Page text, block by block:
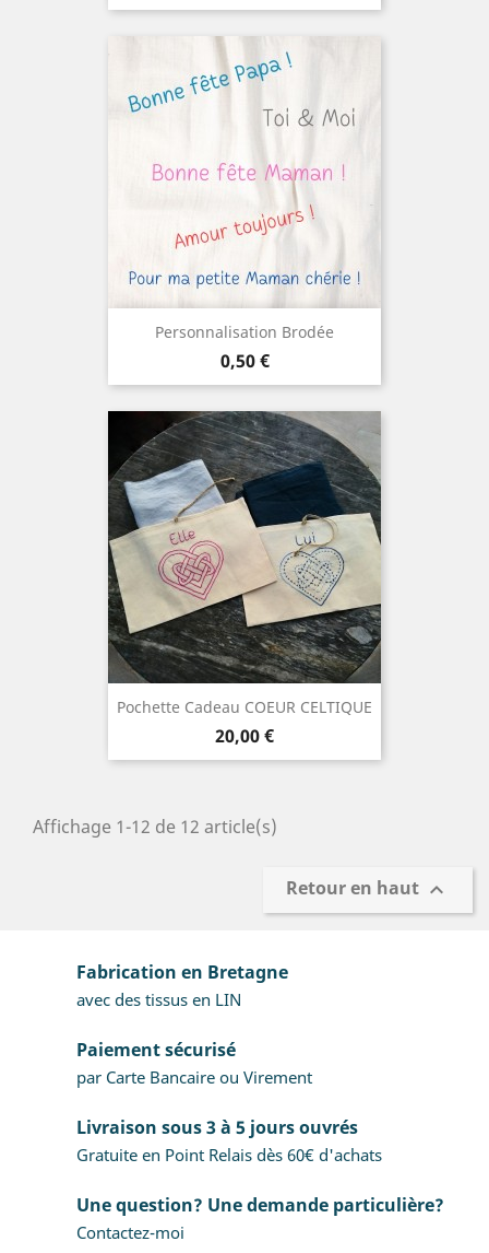
Personnalisation Brodée
Prix
0,50 €
Pochette Cadeau COEUR CELTIQUE
Prix
20,00 €
Affichage 1-12 de 12 article(s)
Retour en haut 
Fabrication en Bretagne
avec des tissus en LIN
Paiement sécurisé
par Carte Bancaire ou Virement
Livraison sous 3 à 5 jours ouvrés
Gratuite en Point Relais dès 60€ d'achats
Une question? Une demande particulière?
Contactez-moi